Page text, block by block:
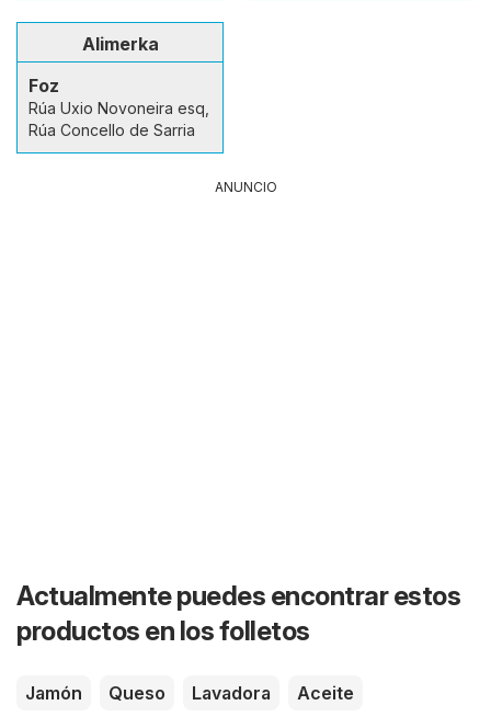
Alimerka
Foz
Rúa Uxio Novoneira esq,
Rúa Concello de Sarria
ANUNCIO
Actualmente puedes encontrar estos
productos en los folletos
Jamón Queso Lavadora Aceite